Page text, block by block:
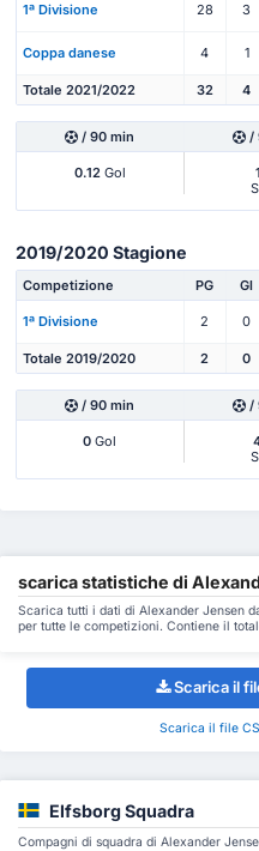
1ª Divisione 28 3
Coppa danese 4 1
Totale 2021/2022 32 4
/ 90 min /
0.12Gol
2019/2020 Stagione
Competizione PG Gl
1ª Divisione 2 0
Totale 2019/2020 2 0
/ 90 min /
0 Gol
scarica statistiche di
Scarica tutti i dati di Alexander Jensen
per tutte le competizioni. Contiene il
Scarica il
Scarica il file
Elfsborg Squadra
Compagni di squadra di Alexander